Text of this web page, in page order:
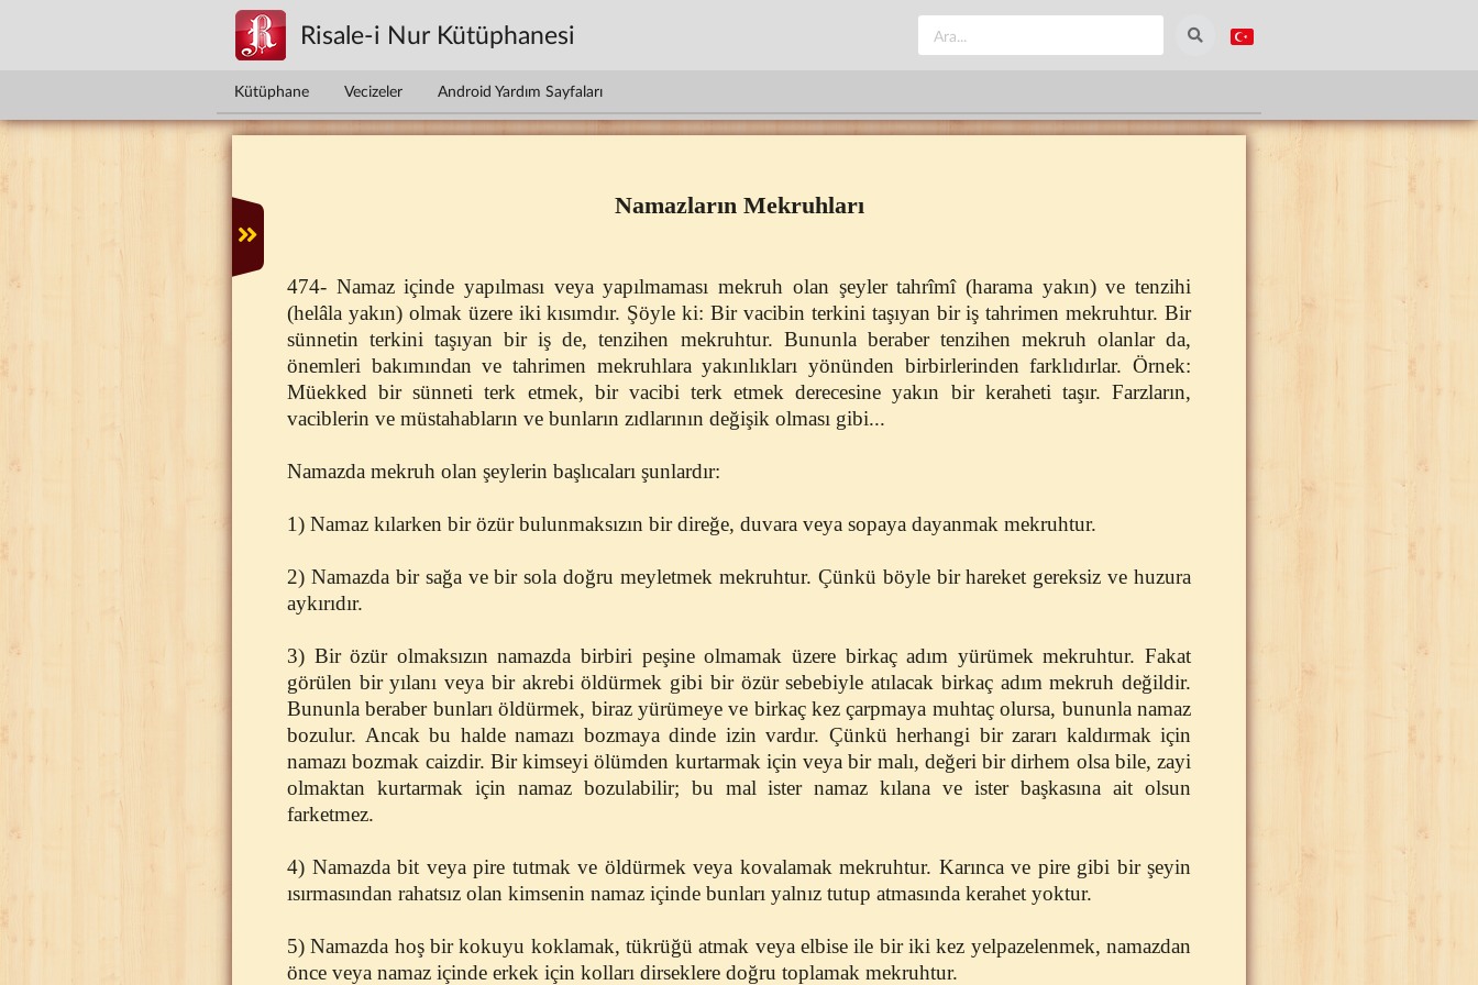
Risale-i Nur Kütüphanesi
Kütüphane Vecizeler Android Yardım Sayfaları
Namazların Mekruhları
474- Namaz içinde yapılması veya yapılmaması mekruh olan şeyler tahrîmî (harama yakın) ve tenzihi
(helâla yakın) olmak üzere iki kısımdır. Şöyle ki: Bir vacibin terkini taşıyan bir iş tahrimen mekruhtur. Bir
sünnetin terkini taşıyan bir iş de, tenzihen mekruhtur. Bununla beraber tenzihen mekruh olanlar da,
önemleri bakımından ve tahrimen mekruhlara yakınlıkları yönünden birbirlerinden farklıdırlar. Örnek:
Müekked bir sünneti terk etmek, bir vacibi terk etmek derecesine yakın bir keraheti taşır. Farzların,
vaciblerin ve müstahabların ve bunların zıdlarının değişik olması gibi...
Namazda mekruh olan şeylerin başlıcaları şunlardır:
1) Namaz kılarken bir özür bulunmaksızın bir direğe, duvara veya sopaya dayanmak mekruhtur.
2) Namazda bir sağa ve bir sola doğru meyletmek mekruhtur. Çünkü böyle bir hareket gereksiz ve huzura
aykırıdır.
3) Bir özür olmaksızın namazda birbiri peşine olmamak üzere birkaç adım yürümek mekruhtur. Fakat
görülen bir yılanı veya bir akrebi öldürmek gibi bir özür sebebiyle atılacak birkaç adım mekruh değildir.
Bununla beraber bunları öldürmek, biraz yürümeye ve birkaç kez çarpmaya muhtaç olursa, bununla namaz
bozulur. Ancak bu halde namazı bozmaya dinde izin vardır. Çünkü herhangi bir zararı kaldırmak için
namazı bozmak caizdir. Bir kimseyi ölümden kurtarmak için veya bir malı, değeri bir dirhem olsa bile, zayi
olmaktan kurtarmak için namaz bozulabilir; bu mal ister namaz kılana ve ister başkasına ait olsun
farketmez.
4) Namazda bit veya pire tutmak ve öldürmek veya kovalamak mekruhtur. Karınca ve pire gibi bir şeyin
ısırmasından rahatsız olan kimsenin namaz içinde bunları yalnız tutup atmasında kerahet yoktur.
5) Namazda hoş bir kokuyu koklamak, tükrüğü atmak veya elbise ile bir iki kez yelpazelenmek, namazdan
önce veya namaz içinde erkek için kolları dirseklere doğru toplamak mekruhtur.